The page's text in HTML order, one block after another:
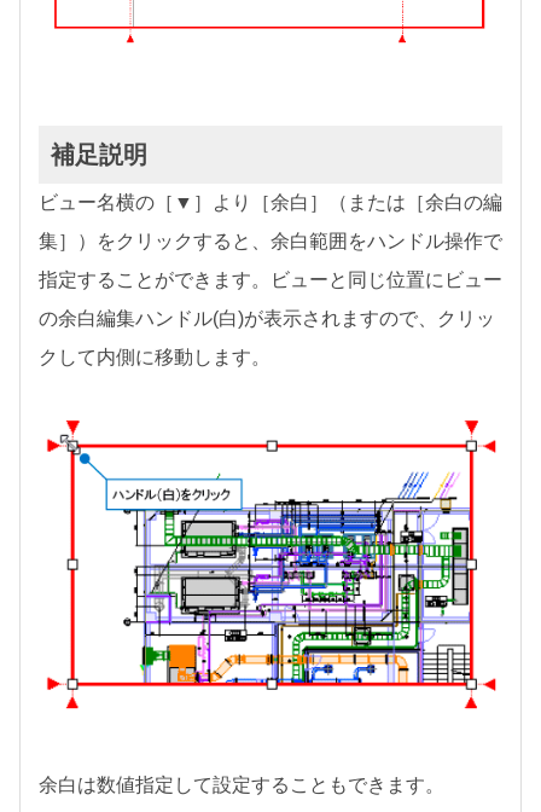
補足説明
ビュー名横の［▼］より［余白］（または［余白の編
集］）をクリックすると、余白範囲をハンドル操作で
指定することができます。ビューと同じ位置にビュー
の余白編集ハンドル(白)が表示されますので、クリッ
クして内側に移動します。
余白は数値指定して設定することもできます。